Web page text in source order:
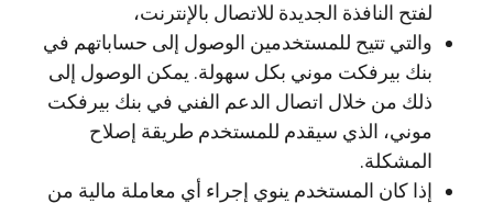
لفتح النافذة الجديدة للاتصال بالإنترنت،
والتي تتيح للمستخدمين الوصول إلى حساباتهم في
بنك بيرفكت موني بكل سهولة. يمكن الوصول إلى
ذلك من خلال اتصال الدعم الفني في بنك بيرفكت
موني، الذي سيقدم للمستخدم طريقة إصلاح
المشكلة.
إذا كان المستخدم ينوي إجراء أي معاملة مالية من